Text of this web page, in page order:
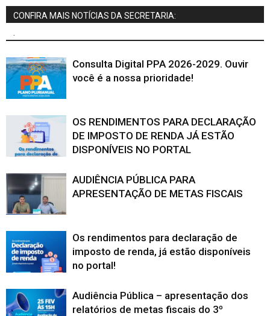
CONFIRA MAIS NOTÍCIAS DA SECRETARIA:
Consulta Digital PPA 2026-2029. Ouvir
você é a nossa prioridade!
OS RENDIMENTOS PARA DECLARAÇÃO
DE IMPOSTO DE RENDA JÁ ESTÃO
DISPONÍVEIS NO PORTAL
AUDIÊNCIA PÚBLICA PARA
APRESENTAÇÃO DE METAS FISCAIS
Os rendimentos para declaração de
imposto de renda, já estão disponíveis
no portal!
Audiência Pública – apresentação dos
relatórios de metas fiscais do 3º